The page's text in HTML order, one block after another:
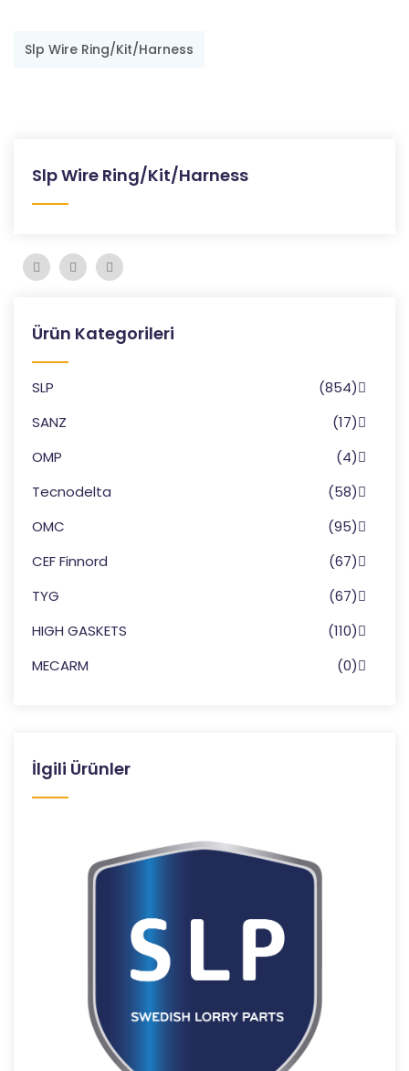
Slp Wire Ring/Kit/Harness
Slp Wire Ring/Kit/Harness
Ürün Kategorileri
SLP
(854)
SANZ
(17)
OMP
(4)
Tecnodelta
(58)
OMC
(95)
CEF Finnord
(67)
TYG
(67)
HIGH GASKETS
(110)
MECARM
(0)
İlgili Ürünler